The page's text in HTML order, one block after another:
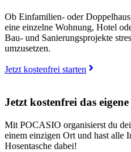
Ob Einfamilien- oder
eine einzelne Wohnung, Hotel
Bau- und Sanierungsprojekte
umzusetzen.
Jetzt kostenfrei starten
Jetzt kostenfrei das
Mit POCASIO organisierst du
einem einzigen Ort und hast alle
Hosentasche dabei!